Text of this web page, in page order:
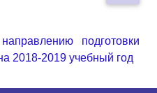
подготовки
2018-2019 учебный год